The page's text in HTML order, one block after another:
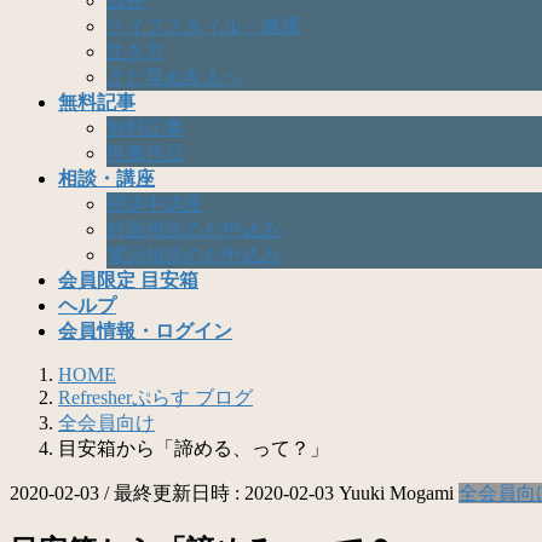
ライフスタイル・健康
生き方
まだ見ぬ友人へ
無料記事
無料記事
推薦作品
相談・講座
開講中講座
対面相談のお申込み
電話相談のお申込み
会員限定 目安箱
ヘルプ
会員情報・ログイン
HOME
Refresherぷらす ブログ
全会員向け
目安箱から「諦める、って？」
2020-02-03 / 最終更新日時 : 2020-02-03 Yuuki Mogami 全会員向